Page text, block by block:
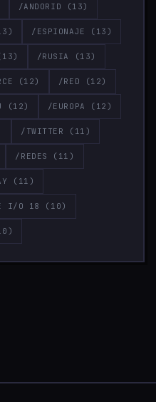
/ANDORID (13)
/ESPIONAJE (13)
/RUSIA (13)
(12) /RED (12)
(12) /EUROPA (12)
/TWITTER (11)
/REDES (11)
(11)
I/O 18 (10)